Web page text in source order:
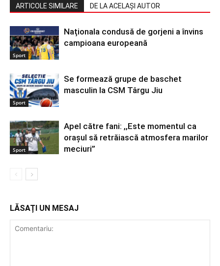
ARTICOLE SIMILARE DE LA ACELAȘI AUTOR
Sport
Naționala condusă de gorjeni a învins
campioana europeană
Sport
Se formează grupe de baschet
masculin la CSM Târgu Jiu
Sport
Apel către fani: ,,Este momentul ca
orașul să retrăiască atmosfera marilor
meciuri”
LĂSAȚI UN MESAJ